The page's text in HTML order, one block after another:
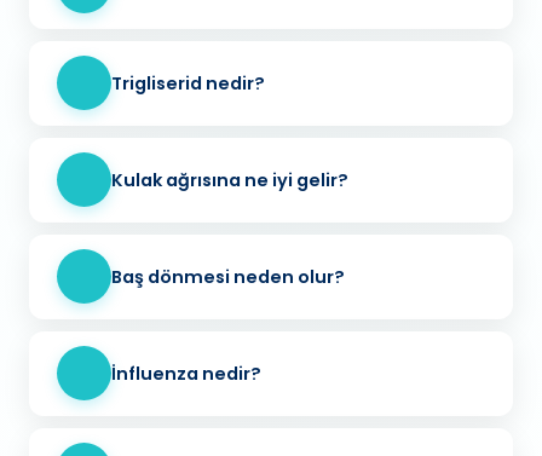
Trigliserid nedir?
Kulak ağrısına ne iyi gelir?
Baş dönmesi neden olur?
İnfluenza nedir?